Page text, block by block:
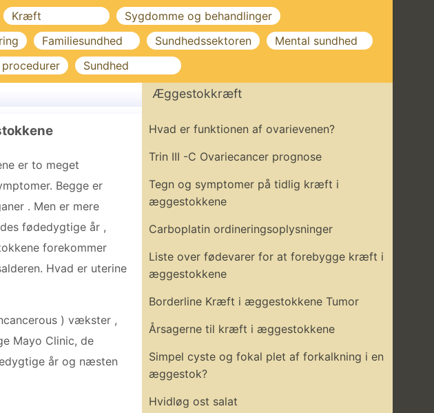
Kræft
Sygdomme og behandlinger
Familiesundhed Sundhedssektoren
Mental sundhed
Sundhed
er to meget
Begge er
. Men er mere
fødedygtige år ,
forekommer
Hvad er uterine
) vækster ,
Mayo Clinic, de
år og næsten
Æggestokkræft
Hvad er funktionen af ​​ovarievenen?
Trin III -C Ovariecancer prognose
Tegn og symptomer på tidlig kræft i
æggestokkene
Carboplatin ordineringsoplysninger
Liste over fødevarer for at forebygge kræft i
æggestokkene
Borderline Kræft i æggestokkene Tumor
Årsagerne til kræft i æggestokkene
Simpel cyste og fokal plet af forkalkning i en
æggestok?
Hvidløg ost salat